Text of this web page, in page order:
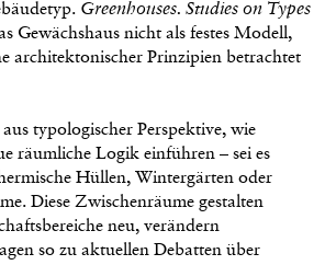
Greenhouses. Studies on Types
Gewächshaus nicht als festes Modell,
architektonischer Prinzipien betrachtet
typologischer Perspektive, wie
räumliche Logik einführen – sei es
Hüllen, Wintergärten oder
Diese Zwischenräume gestalten
neu, verändern
so zu aktuellen Debatten über